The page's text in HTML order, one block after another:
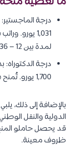
لمدة بين 12 – 36 شهر.
1,700 يورو. تُمنح هذه المصاريف لمدة أقصاها 12 شهرًا فقط.
بالإضافة إلى ذلك،
الدولية والنقل
قد يحصل حاملو
ظروف معينة.